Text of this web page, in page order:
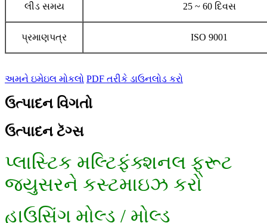
લીડ સમય 25 ~ 60 દિવસ
પ્રમાણપત્ર ISO 9001
અમને ઇમેઇલ મોકલો PDF તરીકે ડાઉનલોડ કરો
ઉત્પાદન વિગતો
ઉત્પાદન ટૅગ્સ
પ્લાસ્ટિક મલ્ટિફંક્શનલ ફ્રૂટ
જ્યુસરને કસ્ટમાઇઝ કરો
હાઉસિંગ મોલ્ડ / મોલ્ડ